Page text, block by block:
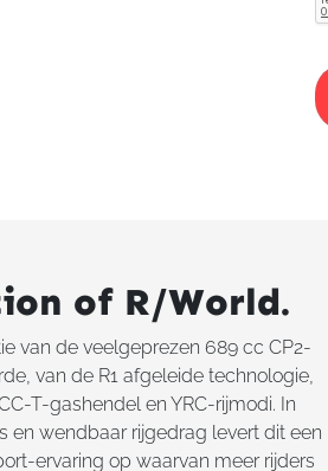
of R/World.
van de veelgeprezen 689 cc CP2-
van de R1 afgeleide technologie,
T-gashendel en YRC-rijmodi. In
en wendbaar rijgedrag levert dit een
ervaring op waarvan meer rijders